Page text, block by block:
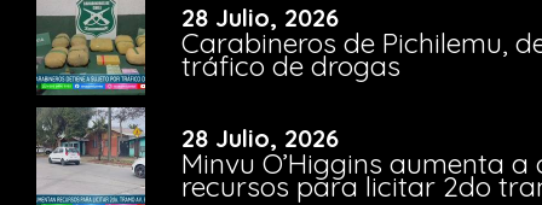
28 Julio, 2026
Carabineros de Pichilemu,
tráfico de drogas
28 Julio, 2026
Minvu O’Higgins aumenta a
recursos para licitar 2do